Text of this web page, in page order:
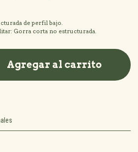
de perfil bajo.
Gorra corta no estructurada.